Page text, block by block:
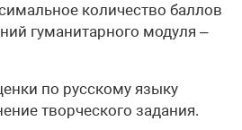
количество баллов
гуманитарного модуля –
по русскому языку
творческого задания.